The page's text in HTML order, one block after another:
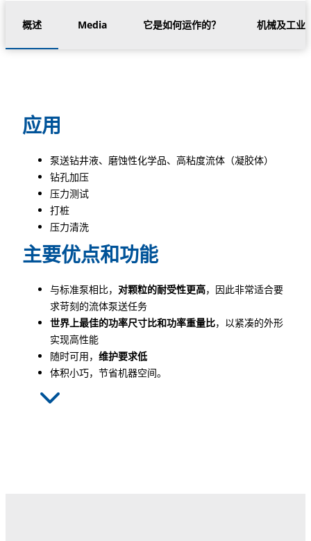
概述 Media 它是如何运作的？ 机械及工业
应用
泵送钻井液、磨蚀性化学品、高粘度流体（凝胶体）
钻孔加压
压力测试
打桩
压力清洗
主要优点和功能
与标准泵相比， 对颗粒的耐受性更高，因此非常适合要
求苛刻的流体泵送任务
世界上最佳的功率尺寸比和功率重量比，以紧凑的外形
实现高性能
随时可用， 维护要求低
体积小巧，节省机器空间。